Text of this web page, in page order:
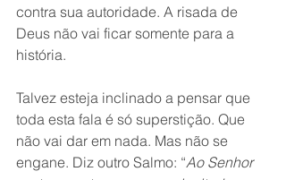
contra sua autoridade. A risada de
Deus não vai ficar somente para a
história.
Talvez esteja inclinado a pensar que
toda esta fala é só superstição. Que
não vai dar em nada. Mas não se
engane. Diz outro Salmo: “Ao Senhor